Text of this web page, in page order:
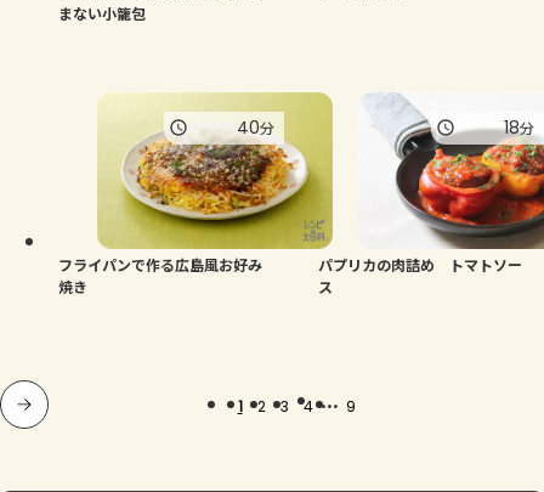
まない小籠包
フライパンで作る広島風お好み
焼き
40分
パプリカの肉詰め トマトソー
ス
18分
1 2 3 4 ... 9